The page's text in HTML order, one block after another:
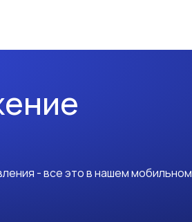
- все это в нашем мобильном